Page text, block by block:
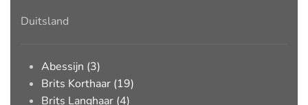
Duitsland
Abessijn (3)
Brits Korthaar (19)
Brits Langhaar (4)